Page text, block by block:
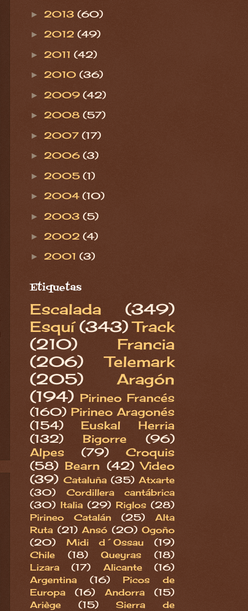
► 2013 (60)
► 2012 (49)
► 2011 (42)
► 2010 (36)
► 2009 (42)
► 2008 (57)
► 2007 (17)
► 2006 (3)
► 2005 (1)
► 2004 (10)
► 2003 (5)
► 2002 (4)
► 2001 (3)
Etiquetas
Escalada
(349)
Esquí (343) Track
(210)
Francia
(206)
Telemark
(205)
Aragón
(194) Pirineo Francés
(160) Pirineo Aragonés
(154)
Euskal Herria
(132)
Bigorre
(96)
Alpes
(79)
Croquis
(58) Bearn (42) Video
(39) Cataluña (35) Atxarte
(30)
Cordillera cantábrica
(30) Italia (29) Riglos (28)
Pirineo Catalán
(25)
Alta
Ruta (21) Ansó (20) Ogoño
(20)
Midi d´Ossau
(19)
Chile
(18) Queyras
(18)
Lizara
(17) Alicante
(16)
Argentina
(16)
Picos de
Europa
(16) Andorra
(15)
Ariège
(15) Sierra de